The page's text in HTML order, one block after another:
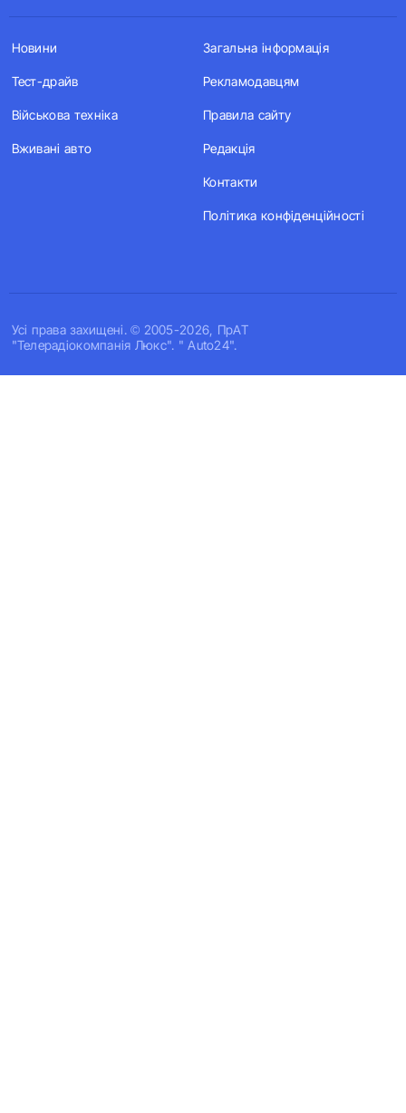
Усi права захищенi. © 2005-2026, ПрАТ
"Телерадіокомпанія Люкс". " Auto24".
Новини
Тест-драйв
Військова техніка
Вживані авто
Загальна інформація
Рекламодавцям
Правила сайту
Редакція
Контакти
Політика конфіденційності